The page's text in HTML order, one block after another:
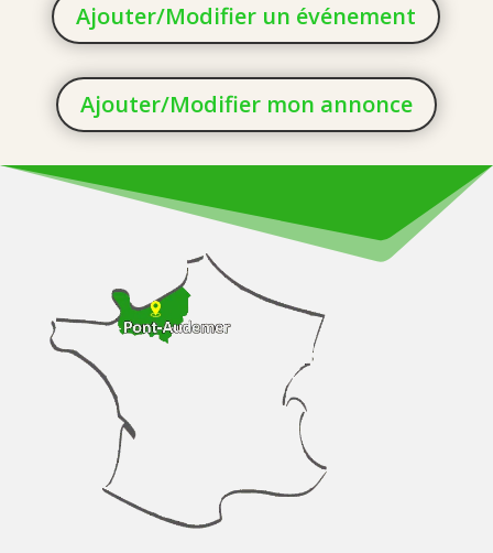
Ajouter/Modifier un événement
Ajouter/Modifier mon annonce